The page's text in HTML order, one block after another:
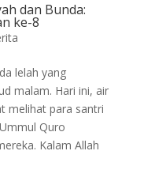
dan Bunda:
ke-8
lelah yang
malam. Hari ini, air
melihat para santri
Quro
Kalam Allah